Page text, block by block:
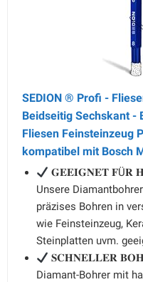
SEDION ® Profi -
Beidseitig Sechskant -
Fliesen Feinsteinzeug
kompatibel mit Bosch
𝐆𝐄𝐄𝐈𝐆𝐍𝐄𝐓 𝐅Ü𝐑
Unsere
präzises Bohren in
wie Feinsteinzeug,
Steinplatten uvm.
𝐒𝐂𝐇𝐍𝐄𝐋𝐋𝐄𝐑
Diamant-Bohrer mit